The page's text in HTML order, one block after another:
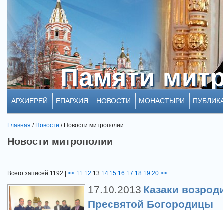
Памяти
Памяти
АРХИЕРЕЙ ЕПАРХИЯ НОВОСТИ МОНАСТЫРИ
Главная / Новости / Новости митрополии
Новости митрополии
Всего записей 1192 | << 11 12 13 14 15 16 17 18 19 20 >>
17.10.2013 Казаки
Пресвятой Богородицы